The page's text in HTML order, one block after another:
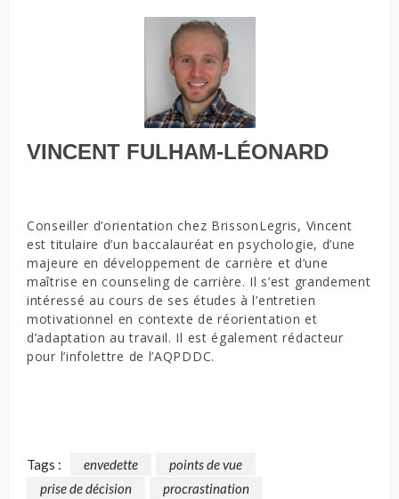
VINCENT FULHAM-LÉONARD
Conseiller d’orientation chez BrissonLegris, Vincent
est titulaire d’un baccalauréat en psychologie, d’une
majeure en développement de carrière et d’une
maîtrise en counseling de carrière. Il s’est grandement
intéressé au cours de ses études à l’entretien
motivationnel en contexte de réorientation et
d’adaptation au travail. Il est également rédacteur
pour l’infolettre de l’AQPDDC.
Tags : envedette
points de vue
prise de décision
procrastination